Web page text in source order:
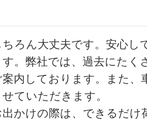
ちろん大丈夫です。安心し
す。弊社では、過去にたく
案内しております。また、
せていただきます。
出かけの際は、できるだけ